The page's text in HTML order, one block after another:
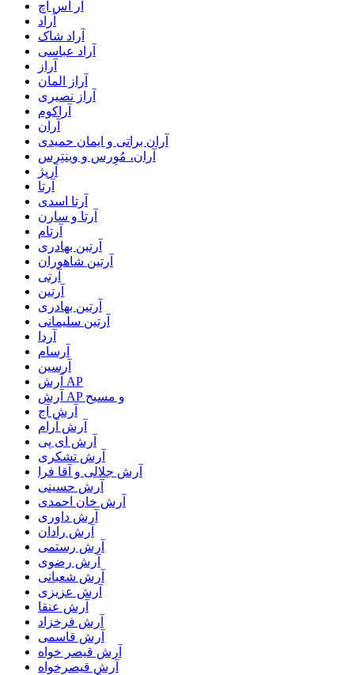
آر اس اچ
آراد
آراد شاک
آراد عباسی
آراز
آراز المان
آراز نصیری
آراکوم
آران
آران براتی و ایمان حمیدی
آران، مُوِرس و وینتِرس
آرپژ
آرتا
آرتا اسدی
آرتا و سارن
آرتام
آرتبن بهادری
آرتين شاهوران
آرتی
آرتین
آرتین بهادری
آرتین سلیمانی
آردا
آرسام
آرسین
آرش AP
آرش AP و مسیح
آرش آج
آرش آرام
آرش ای پی
آرش تشکری
آرش جلالی و آقا فرا
آرش حسینی
آرش خان احمدی
آرش داوری
آرش رادان
آرش رستمى
آرش رضوی
آرش شعبانی
آرش عزیزی
آرش عنقا
آرش فرخزاد
آرش قاسمی
آرش قیصر خواه
آرش قیصرخواه